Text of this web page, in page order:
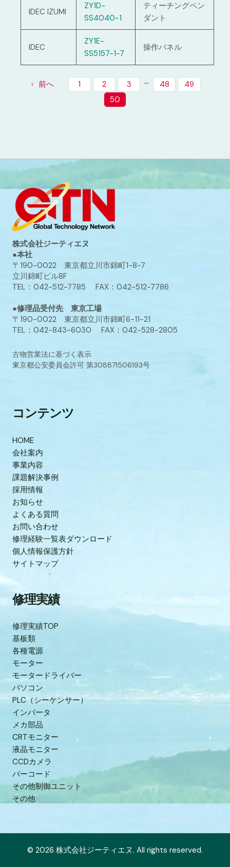
IDEC IZUMI
ZY1D-
SS4040-1
ティーチングペン
ダント
IDEC
ZY1E-
SS5157-1-7
操作パネル
前へ 1 2 3 … 48
49
50
株式会社ジーティエヌ
●本社
〒190-0022 東京都立川市錦町1-8-7
立川錦町ビル8F
TEL：042-512-7785 FAX：042-512-7786
●修理品受付先 東京工場
〒190-0022 東京都立川市錦町6-11-21
TEL：042-843-6030 FAX：042-528-2805
古物営業法に基づく表示
東京都公安委員会許可 第308871506193号
コンテンツ
HOME
会社案内
事業内容
課題解決事例
採用情報
お知らせ
よくある質問
お問い合わせ
修理経験一覧表ダウンロード
個人情報保護方針
サイトマップ
修理実績
修理実績TOP
基板類
各種電源
モーター
モータードライバー
パソコン
PLC（シーケンサー）
インバータ
メカ部品
CRTモニター
液晶モニター
CCDカメラ
バーコード
その他制御ユニット
その他
© 2026 株式会社ジーティエヌ. All rights reserved.